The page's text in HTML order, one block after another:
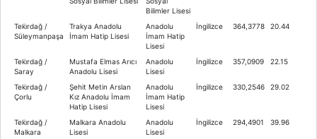
Bilimler Lisesi
Teki̇rdağ /
Süleymanpaşa
Trakya Anadolu
İmam Hatip Lisesi
Anadolu
İmam Hatip
Lisesi
İngilizce 364,3778 20.44
Teki̇rdağ /
Saray
Mustafa Elmas Arıcı
Anadolu Lisesi
Anadolu
Lisesi
İngilizce 357,0909 22.15
Teki̇rdağ /
Çorlu
Şehit Metin Arslan
Kız Anadolu İmam
Hatip Lisesi
Anadolu
İmam Hatip
Lisesi
İngilizce 330,2546 29.02
Teki̇rdağ /
Malkara
Malkara Anadolu
Lisesi
Anadolu
Lisesi
İngilizce 294,4901 39.96